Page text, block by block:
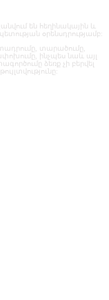
են հեղինակային և
օրենսդրությամբ:
տարածումը,
ինչպես նաև այլ
ձեռք չի բերվել